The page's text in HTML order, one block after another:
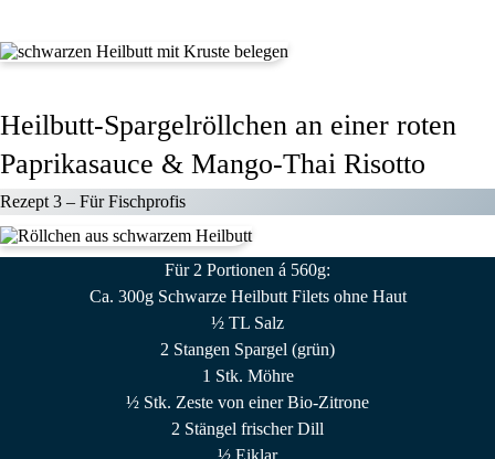
Heilbutt-Spargelröllchen an einer roten
Paprikasauce & Mango-Thai Risotto
Rezept 3 – Für Fischprofis
Für 2 Portionen á 560g:
Ca. 300g Schwarze Heilbutt Filets ohne Haut
½ TL Salz
2 Stangen Spargel (grün)
1 Stk. Möhre
½ Stk. Zeste von einer Bio-Zitrone
2 Stängel frischer Dill